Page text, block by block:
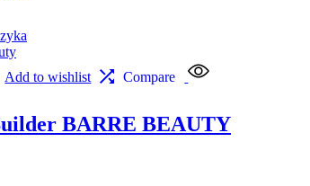
Add to wishlist Compare
BARRE BEAUTY